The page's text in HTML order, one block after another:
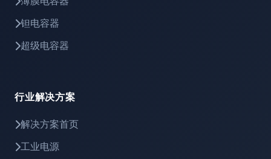
钽电容器
超级电容器
行业解决方案
解决方案首页
工业电源